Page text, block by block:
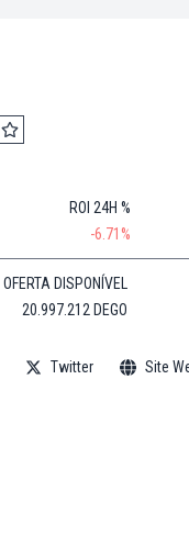
Tecnologia
Celebridades
ROI 24H %
-6.71%
OFERTA DISPONÍVEL
20.997.212 DEGO
Twitter Site